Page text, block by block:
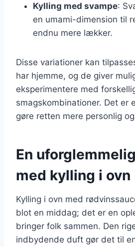
Kylling med svampe:
en umami-dimension til
endnu mere lækker.
Disse variationer kan
har hjemme, og de giver
eksperimentere med
smagskombinationer. Det er
gøre retten mere personlig
En
med kylling i ovn
Kylling i ovn med
blot en middag; det er en
bringer folk sammen. Den
indbydende duft gør det til